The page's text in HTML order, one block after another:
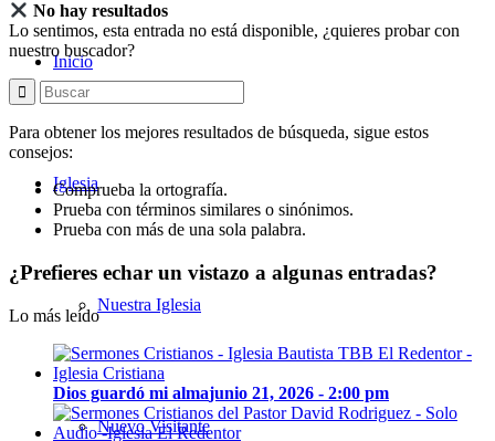
Inicio
Iglesia
Nuestra Iglesia
Nuevo Visitante
No hay resultados
Lo sentimos, esta entrada no está disponible, ¿quieres probar con
nuestro buscador?
Para obtener los mejores resultados de búsqueda, sigue estos
consejos:
Comprueba la ortografía.
Prueba con términos similares o sinónimos.
Prueba con más de una sola palabra.
¿Prefieres echar un vistazo a algunas entradas?
Lo más leído
Dios guardó mi almajunio 21, 2026 - 2:00 pm